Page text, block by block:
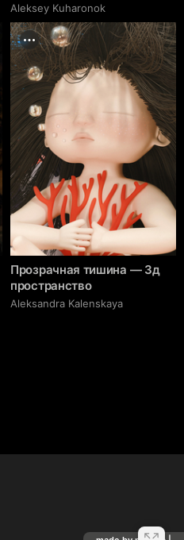
Aleksey Kuharonok
Прозрачная тишина — 3д
пространство
Aleksandra Kalenskaya